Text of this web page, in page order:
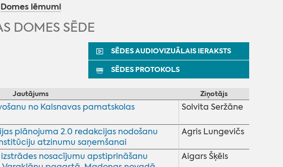
Domes lēmumi
DOMES SĒDE
SĒDES AUDIOVIZUĀLAIS IERAKSTS
SĒDES PROTOKOLS
Jautājums Ziņotājs
no Kalsnavas pamatskolas
Solvita Seržāne
plānojuma 2.0 redakcijas nodošanu
atzinumu saņemšanai
Agris Lungevičs
nosacījumu apstiprināšanu
Aigars Šķēls